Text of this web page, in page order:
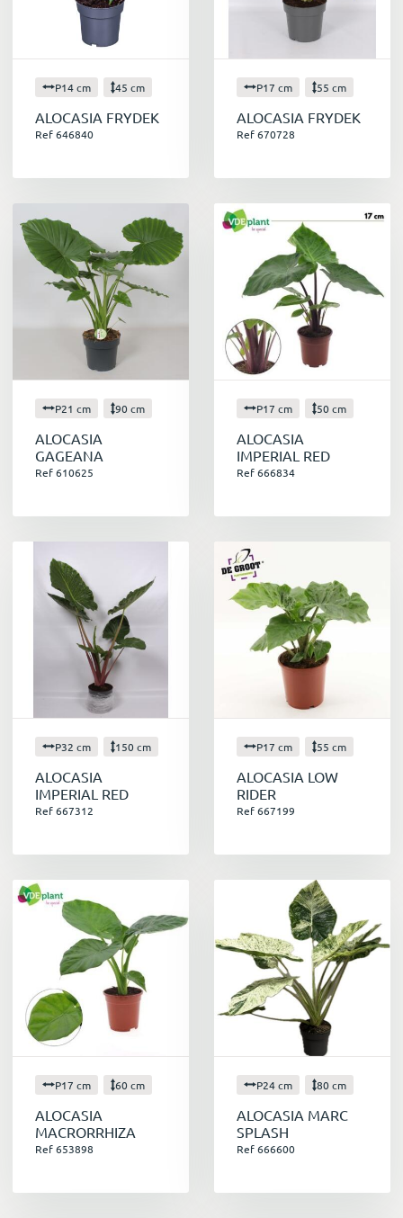
P14 cm 45 cm
ALOCASIA FRYDEK
Ref 646840
P17 cm 55 cm
ALOCASIA FRYDEK
Ref 670728
P21 cm 90 cm
ALOCASIA
GAGEANA
Ref 610625
P17 cm 50 cm
ALOCASIA
IMPERIAL RED
Ref 666834
P32 cm 150 cm
ALOCASIA
IMPERIAL RED
Ref 667312
P17 cm 55 cm
ALOCASIA LOW
RIDER
Ref 667199
P17 cm 60 cm
ALOCASIA
MACRORRHIZA
Ref 653898
P24 cm 80 cm
ALOCASIA MARC
SPLASH
Ref 666600